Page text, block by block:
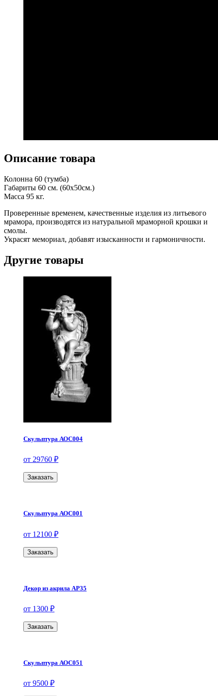
Описание товара
Колонна 60 (тумба)
Габариты 60 см. (60х50см.)
Масса 95 кг.
Проверенные временем, качественные изделия из литьевого
мрамора, производятся из натуральной мраморной крошки и
смолы.
Украсят мемориал, добавят изысканности и гармоничности.
Другие товары
Скульптура АОС004
от 29760 ₽
Заказать
Скульптура АОС001
от 12100 ₽
Заказать
Декор из акрила АР35
от 1300 ₽
Заказать
Скульптура АОС051
от 9500 ₽